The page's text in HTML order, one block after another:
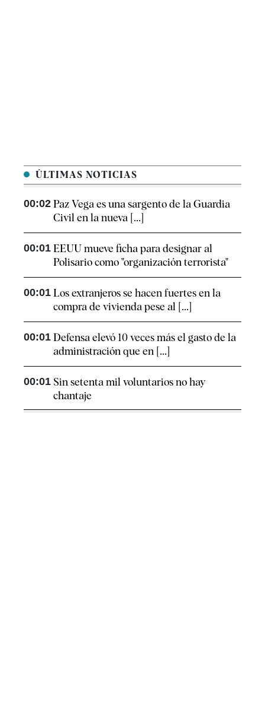
ÚLTIMAS NOTICIAS
00:02 Paz Vega es una sargento de la Guardia
Civil en la nueva [...]
00:01 EEUU mueve ficha para designar al
Polisario como "organización terrorista"
00:01 Los extranjeros se hacen fuertes en la
compra de vivienda pese al [...]
00:01 Defensa elevó 10 veces más el gasto de la
administración que en [...]
00:01 Sin setenta mil voluntarios no hay
chantaje